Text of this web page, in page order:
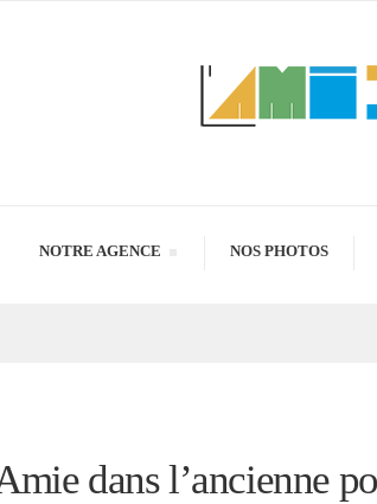
NOTRE AGENCE NOS PHOTOS
dans l’ancienne